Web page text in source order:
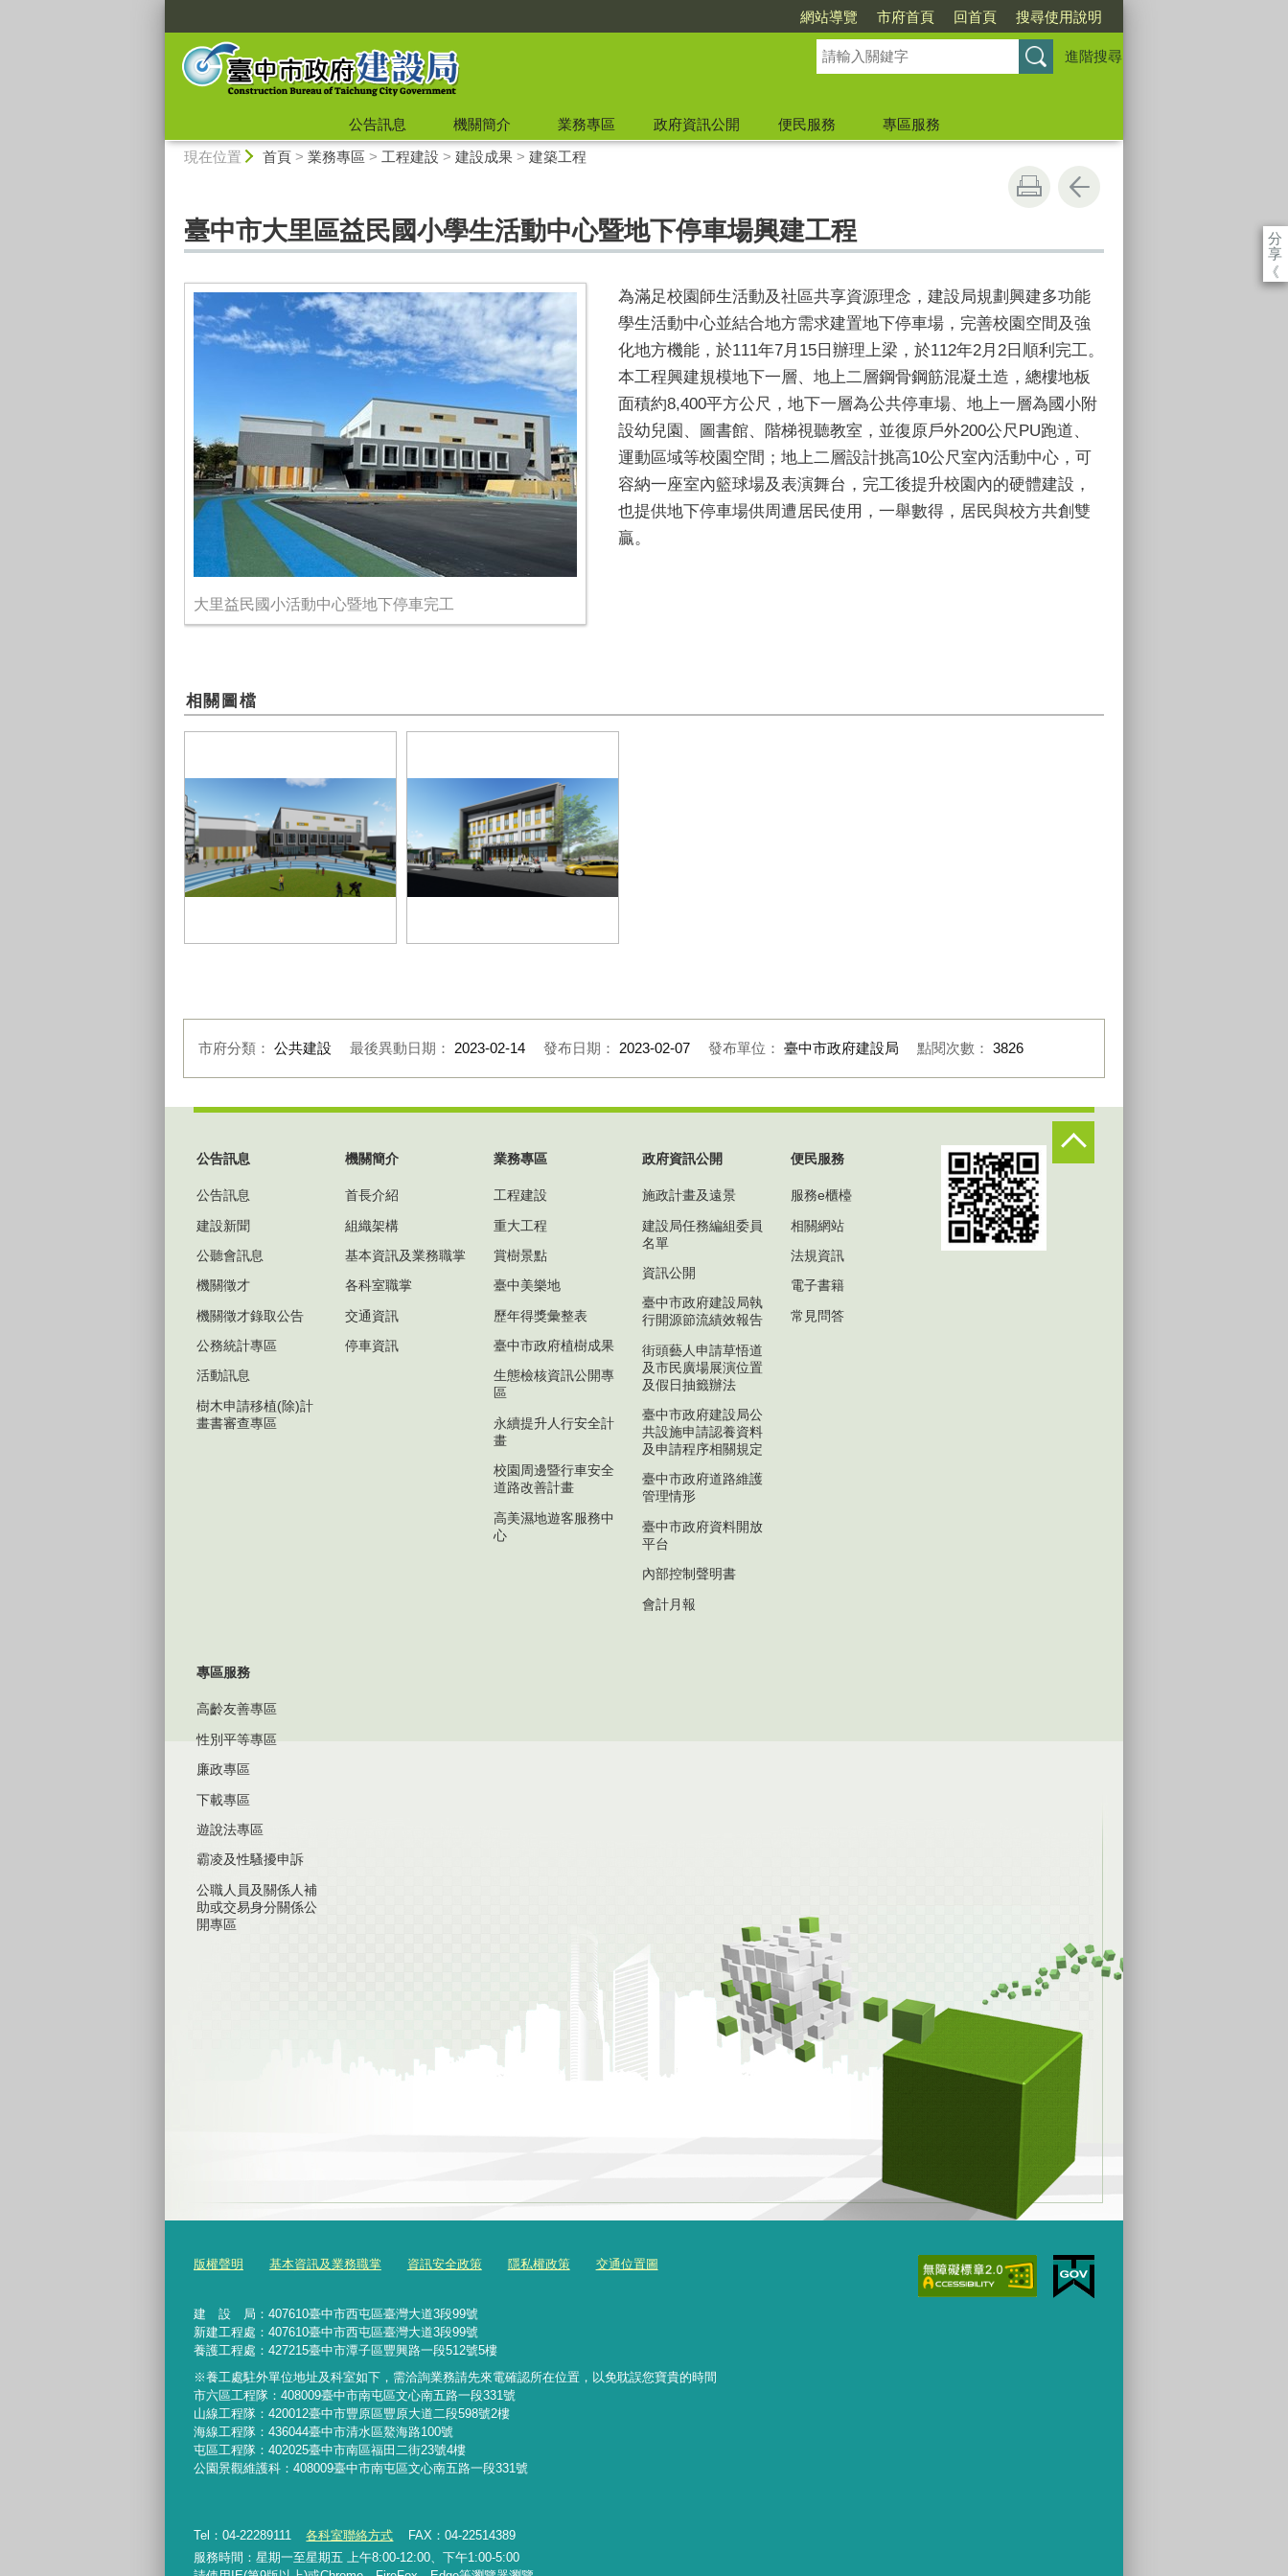
網站導覽 市府首頁 回首頁 搜尋使用說明
進階搜尋
公告訊息 機關簡介 業務專區 政府資訊公開 便民服務
專區服務
現在位置 首頁> 業務專區 > 工程建設 > 建設成果> 建築工程
分
享
《
臺中市大里區益民國小學生活動中心暨地下停車場興建工程
大里益民國小活動中心暨地下停車完工
為滿足校園師生活動及社區共享資源理念，建設局規劃興建多功能
學生活動中心並結合地方需求建置地下停車場，完善校園空間及強
化地方機能，於111年7月15日辦理上梁，於112年2月2日順利完工 。
本工程興建規模地下一層、地上二層鋼骨鋼筋混凝土造，總樓地板
面積約8,400平方公尺，地下一層為公共停車場、地上一層為國小附
設幼兒園、圖書館、階梯視聽教室，並復原戶外200公尺PU跑道、
運動區域等校園空間；地上二層設計挑高10公尺室內活動中心，可
容納一座室內籃球場及表演舞台，完工後提升校園內的硬體建設，
也提供地下停車場供周遭居民使用，一舉數得，居民與校方共創雙
贏。
相關圖檔
市府分類： 公共建設 最後異動日期： 2023-02-14 發布日期： 2023-02-07 發布單位： 臺中市政府建設局 點閱次數： 3826
公告訊息
公告訊息
建設新聞
公聽會訊息
機關徵才
機關徵才錄取公告
公務統計專區
活動訊息
樹木申請移植(除)計
畫書審查專區
機關簡介
首長介紹
組織架構
基本資訊及業務職掌
各科室職掌
交通資訊
停車資訊
業務專區
工程建設
重大工程
賞樹景點
臺中美樂地
歷年得獎彙整表
臺中市政府植樹成果
生態檢核資訊公開專
區
永續提升人行安全計
畫
校園周邊暨行車安全
道路改善計畫
高美濕地遊客服務中
心
政府資訊公開
施政計畫及遠景
建設局任務編組委員
名單
資訊公開
臺中市政府建設局執
行開源節流績效報告
街頭藝人申請草悟道
及市民廣場展演位置
及假日抽籤辦法
臺中市政府建設局公
共設施申請認養資料
及申請程序相關規定
臺中市政府道路維護
管理情形
臺中市政府資料開放
平台
內部控制聲明書
會計月報
便民服務
服務e櫃檯
相關網站
法規資訊
電子書籍
常見問答
專區服務
高齡友善專區
性別平等專區
廉政專區
下載專區
遊說法專區
霸凌及性騷擾申訴
公職人員及關係人補
助或交易身分關係公
開專區
版權聲明 基本資訊及業務職掌 資訊安全政策 隱私權政策 交通位置圖
建 設 局： 407610臺中市西屯區臺灣大道3段99號
新建工程處：407610臺中市西屯區臺灣大道3段99號
養護工程處：427215臺中市潭子區豐興路一段512號5樓
※養工處駐外單位地址及科室如下，需洽詢業務請先來電確認所在位置，以免耽誤您寶貴的時間
市六區工程隊：408009臺中市南屯區文心南五路一段331號
山線工程隊：420012臺中市豐原區豐原大道二段598號2樓
海線工程隊：436044臺中市清水區鰲海路100號
屯區工程隊：402025臺中市南區福田二街23號4樓
公園景觀維護科：408009臺中市南屯區文心南五路一段331號
Tel：04-22289111 各科室聯絡方式
FAX：04-22514389
服務時間：星期一至星期五 上午8:00-12:00、下午1:00-5:00